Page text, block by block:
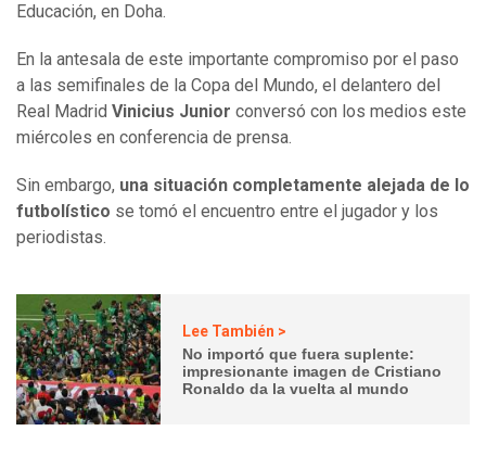
Educación, en Doha.
En la antesala de este importante compromiso por el paso
a las semifinales de la Copa del Mundo, el delantero del
Real Madrid Vinicius Junior conversó con los medios este
miércoles en conferencia de prensa.
Sin embargo, una situación completamente alejada de lo
futbolístico se tomó el encuentro entre el jugador y los
periodistas.
Lee También >
No importó que fuera suplente:
impresionante imagen de Cristiano
Ronaldo da la vuelta al mundo